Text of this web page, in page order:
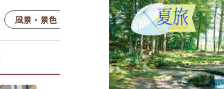
風景・景色 名所・旧跡 温泉・スパ